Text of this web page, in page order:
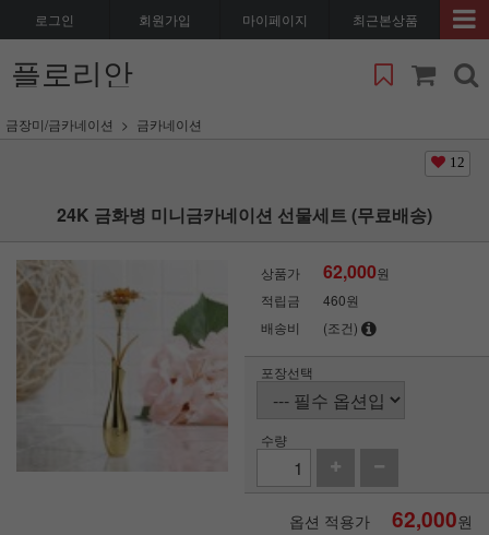
로그인 회원가입 마이페이지 최근본상품
플로리안
금장미/금카네이션 금카네이션
12
24K 금화병 미니금카네이션 선물세트 (무료배송)
상품가 62,000원
적립금
460원
배송비
(조건)
포장선택
수량
옵션 적용가 62,000원